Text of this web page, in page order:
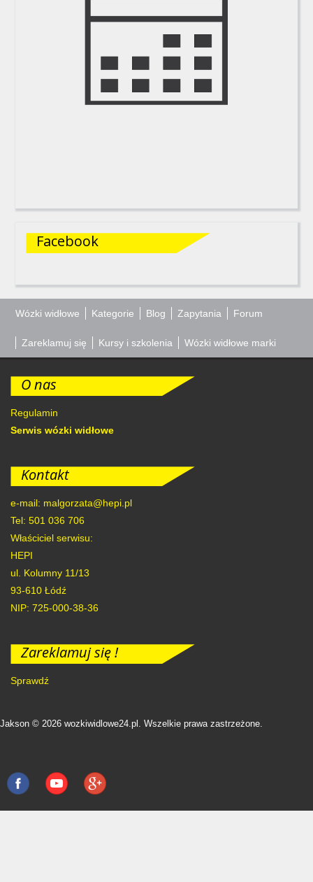
Facebook
Wózki widłowe Kategorie Blog Zapytania Forum
Zareklamuj się Kursy i szkolenia Wózki widłowe marki
O nas
Regulamin
Serwis wózki widłowe
Kontakt
e-mail: malgorzata@hepi.pl
Tel: 501 036 706
Właściciel serwisu:
HEPI
ul. Kolumny 11/13
93-610 Łódź
NIP: 725-000-38-36
Zareklamuj się !
Sprawdź
Jakson © 2026 wozkiwidlowe24.pl. Wszelkie prawa zastrzeżone.